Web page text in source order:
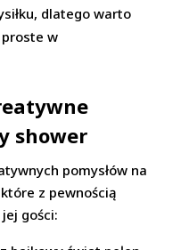
dlatego warto
w
shower
pomysłów na
z pewnością
gości: